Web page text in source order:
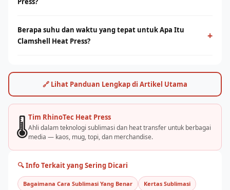
media berbahan polyester. Menghasilkan warna tajam, tahan
campuran poly tinggi. Untuk kaos cotton, teknologi DTF dari
Rhino Indonesia bisa menjadi alternatif terbaik.
Berapa suhu dan waktu yang tepat untuk Apa Itu
Clamshell Heat Press?
+
jenis bahan dan mesin. Rhino Indonesia menyediakan panduan
settingan optimal dan pelatihan langsung.
🔗 Lihat Panduan Lengkap di Artikel Utama
🌡️Tim RhinoTec Heat Press
Ahli dalam teknologi sublimasi dan heat transfer untuk berbagai
media — kaos, mug, topi, dan merchandise.
🔍 Info Terkait yang Sering Dicari
Bagaimana Cara Sublimasi Yang Benar Kertas Sublimasi